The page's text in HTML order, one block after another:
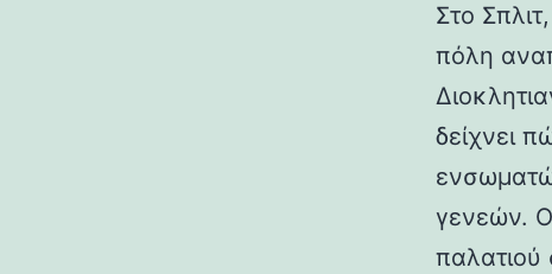
Στο
πόλη
δείχνει
γενεών.
παλατιού